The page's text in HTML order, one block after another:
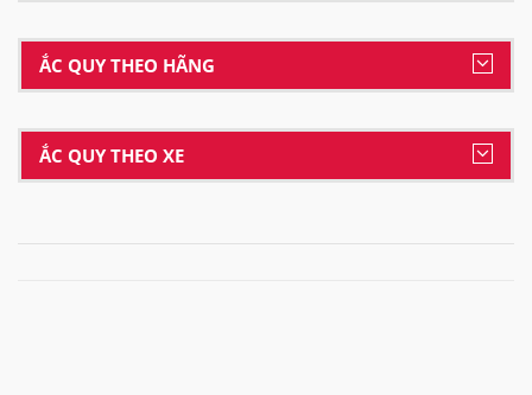
ẮC QUY THEO HÃNG
ẮC QUY THEO XE